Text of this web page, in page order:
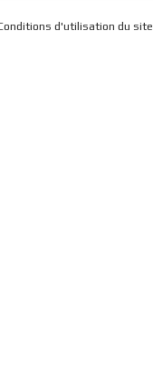
d'utilisation du site